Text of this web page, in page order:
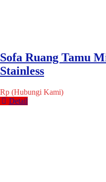
Sofa Ruang Tamu
Stainless
Rp (Hubungi Kami)
Detail